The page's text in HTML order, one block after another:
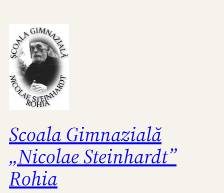
content
Scoala Gimnazială
„Nicolae Steinhardt”
Rohia